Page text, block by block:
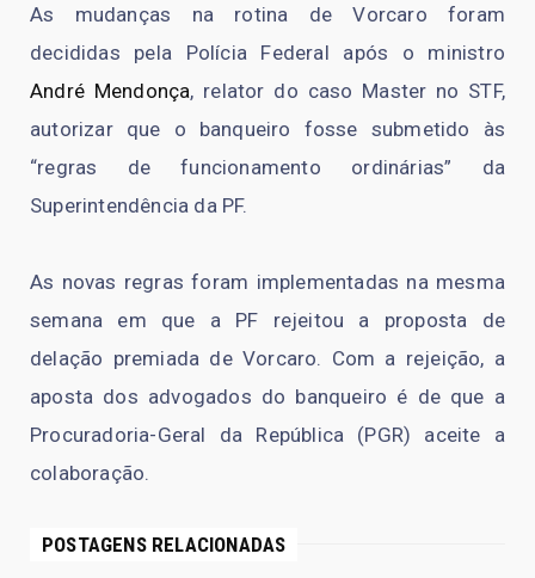
As mudanças na rotina de Vorcaro foram
decididas pela Polícia Federal após o ministro
André Mendonça, relator do caso Master no STF,
autorizar que o banqueiro fosse submetido às
“regras de funcionamento ordinárias” da
Superintendência da PF.
As novas regras foram implementadas na mesma
semana em que a PF rejeitou a proposta de
delação premiada de Vorcaro. Com a rejeição, a
aposta dos advogados do banqueiro é de que a
Procuradoria-Geral da República (PGR) aceite a
colaboração.
POSTAGENS RELACIONADAS